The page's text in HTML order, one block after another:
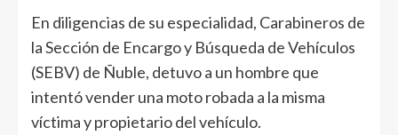
En diligencias de su especialidad, Carabineros de
la Sección de Encargo y Búsqueda de Vehículos
(SEBV) de Ñuble, detuvo a un hombre que
intentó vender una moto robada a la misma
víctima y propietario del vehículo.